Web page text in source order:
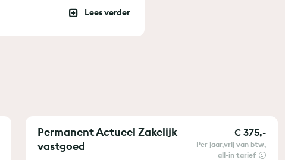
Permanent Actueel Zakelijk
vastgoed
€ 375,-
per jaar vrij van btw
all-in tarief